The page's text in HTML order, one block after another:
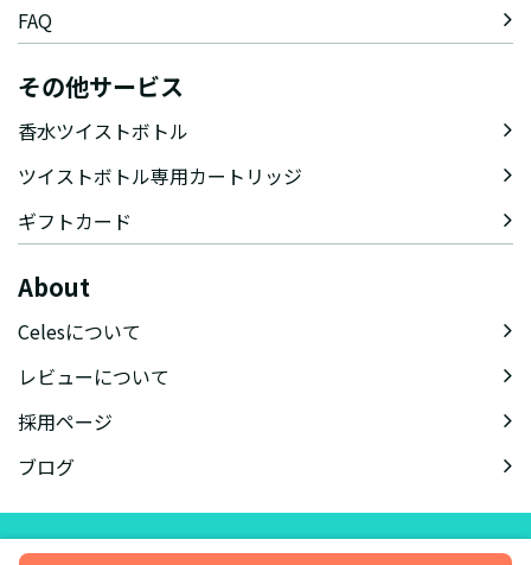
FAQ
その他サービス
香水ツイストボトル
ツイストボトル専用カートリッジ
ギフトカード
About
Celesについて
レビューについて
採用ページ
ブログ
会社概要特定商取引法に基づく表記会員規約プライバシーポリシー